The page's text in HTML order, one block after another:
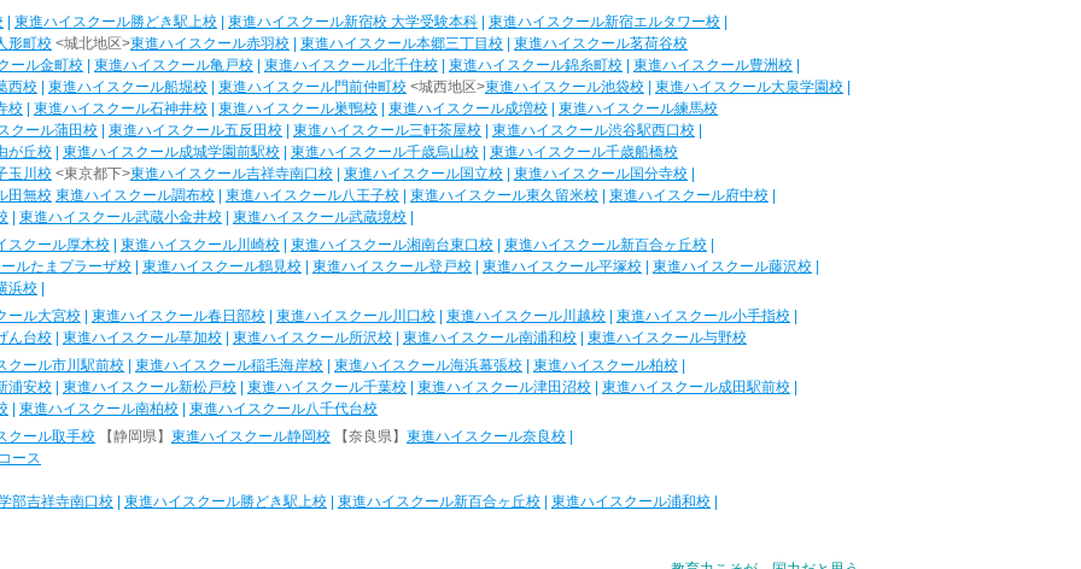
東進ハイスクール勝どき駅上校 東進ハイスクール新宿校 大学受験本科 東進ハイスクール新宿エルタワー校
形町校 <城北地区>東進ハイスクール赤羽校 東進ハイスクール本郷三丁目校
東進ハイスクール茗荷谷校
ール金町校
東進ハイスクール亀戸校 東進ハイスクール北千住校 東進ハイスクール錦糸町校 東進ハイスクール豊洲校
西校
東進ハイスクール船堀校 東進ハイスクール門前仲町校 <城西地区>東進ハイスクール池袋校 東進ハイスクール大泉学園校
校
東進ハイスクール石神井校 東進ハイスクール巣鴨校 東進ハイスクール成増校
東進ハイスクール練馬校
クール蒲田校
東進ハイスクール五反田校 東進ハイスクール三軒茶屋校 東進ハイスクール渋谷駅西口校
が丘校
東進ハイスクール成城学園前駅校 東進ハイスクール千歳烏山校
東進ハイスクール千歳船橋校
玉川校 <東京都下>東進ハイスクール吉祥寺南口校 東進ハイスクール国立校 東進ハイスクール国分寺校
田無校 東進ハイスクール調布校 東進ハイスクール八王子校 東進ハイスクール東久留米校 東進ハイスクール府中校
東進ハイスクール武蔵小金井校 東進ハイスクール武蔵境校
スクール厚木校
東進ハイスクール川崎校 東進ハイスクール湘南台東口校 東進ハイスクール新百合ヶ丘校
ルたまプラーザ校
東進ハイスクール鶴見校 東進ハイスクール登戸校 東進ハイスクール平塚校 東進ハイスクール藤沢校
浜校
ール大宮校
東進ハイスクール春日部校 東進ハイスクール川口校 東進ハイスクール川越校 東進ハイスクール小手指校
ん台校
東進ハイスクール草加校 東進ハイスクール所沢校 東進ハイスクール南浦和校
東進ハイスクール与野校
クール市川駅前校
東進ハイスクール稲毛海岸校 東進ハイスクール海浜幕張校 東進ハイスクール柏校
浦安校
東進ハイスクール新松戸校 東進ハイスクール千葉校 東進ハイスクール津田沼校 東進ハイスクール成田駅前校
東進ハイスクール南柏校
東進ハイスクール八千代台校
クール取手校
【静岡県】 東進ハイスクール静岡校 【奈良県】 東進ハイスクール奈良校
ース
部吉祥寺南口校 東進ハイスクール勝どき駅上校 東進ハイスクール新百合ヶ丘校 東進ハイスクール浦和校